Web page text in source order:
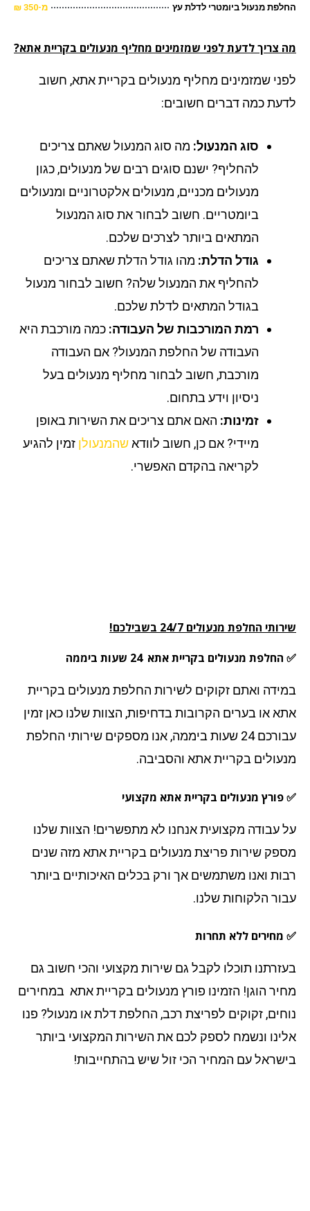
מנעול ביומטרי לדלת עץ מ-350 ₪
צריך לדעת לפני שמזמינים מחליף מנעולים בקריית אתא?
שמזמינים מחליף מנעולים בקריית אתא, חשוב
כמה דברים חשובים:
סוג המנעול:מה סוג המנעול שאתם צריכים
להחליף? ישנם סוגים רבים של מנעולים, כגון
מנעולים מכניים, מנעולים אלקטרוניים ומנעולים
ביומטריים. חשוב לבחור את סוג המנעול
המתאים ביותר לצרכים שלכם.
גודל הדלת:מהו גודל הדלת שאתם צריכים
להחליף את המנעול שלה? חשוב לבחור מנעול
בגודל המתאים לדלת שלכם.
רמת המורכבות של העבודה:כמה מורכבת היא
העבודה של החלפת המנעול? אם העבודה
מורכבת, חשוב לבחור מחליף מנעולים בעל
ניסיון וידע בתחום.
זמינות:האם אתם צריכים את השירות באופן
מיידי? אם כן, חשוב לוודאשהמנעולןזמין להגיע
לקריאה בהקדם האפשרי.
החלפת מנעולים 24/7 בשבילכם!
החלפת מנעולים בקריית אתא 24 שעות ביממה
ואתם זקוקים לשירות החלפת מנעולים בקריית
או בערים הקרובות בדחיפות, הצוות שלנו כאן זמין
עבורכם 24 שעות ביממה, אנו מספקים שירותי החלפת
בקריית אתא והסביבה.
פורץ מנעולים בקריית אתא מקצועי
עבודה מקצועית אנחנו לא מתפשרים! הצוות שלנו
שירות פריצת מנעולים בקריית אתא מזה שנים
ואנו משתמשים אך ורק בכלים האיכותיים ביותר
הלקוחות שלנו.
מחירים ללא תחרות
תוכלו לקבל גם שירות מקצועי והכי חשוב גם
הוגן! הזמינו פורץ מנעולים בקריית אתא במחירים
זקוקים לפריצת רכב, החלפת דלת או מנעול? פנו
ונשמח לספק לכם את השירות המקצועי ביותר
עם המחיר הכי זול שיש בהתחייבות!